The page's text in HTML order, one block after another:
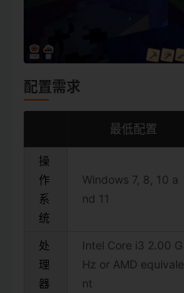
配置需求
最低配置
操
作
系
统
Windows 7, 8, 10 a
nd 11
处
理
器
Intel Core i3 2.00 G
Hz or AMD equivale
nt